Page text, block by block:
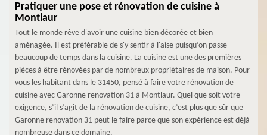
Pratiquer une pose et rénovation de cuisine à
Montlaur
Tout le monde rêve d'avoir une cuisine bien décorée et bien
aménagée. Il est préférable de s'y sentir à l'aise puisqu’on passe
beaucoup de temps dans la cuisine. La cuisine est une des premières
pièces à être rénovées par de nombreux propriétaires de maison. Pour
vous les habitant dans le 31450, pensé à faire votre rénovation de
cuisine avec Garonne renovation 31 à Montlaur. Quel que soit votre
exigence, s’il s’agit de la rénovation de cuisine, c’est plus que sûr que
Garonne renovation 31 peut le faire parce que son expérience est déjà
nombreuse dans ce domaine.